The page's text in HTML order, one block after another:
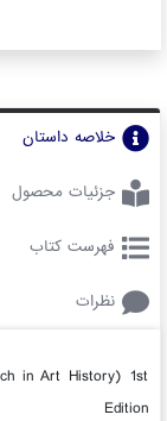
خلاصه داستان
جزئیات محصول
فهرست کتاب
نظرات
in Art History) 1st
Edition